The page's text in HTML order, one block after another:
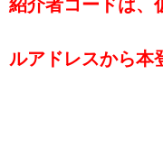
紹介者コードは、
ルアドレスから本